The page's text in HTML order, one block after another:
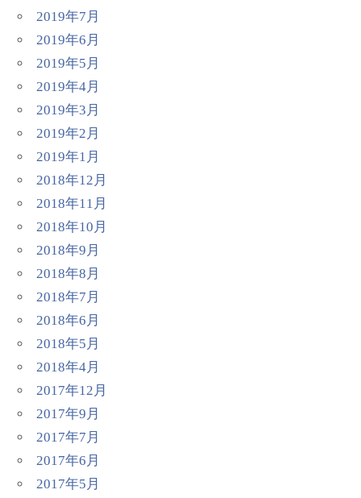
2019年7月
2019年6月
2019年5月
2019年4月
2019年3月
2019年2月
2019年1月
2018年12月
2018年11月
2018年10月
2018年9月
2018年8月
2018年7月
2018年6月
2018年5月
2018年4月
2017年12月
2017年9月
2017年7月
2017年6月
2017年5月